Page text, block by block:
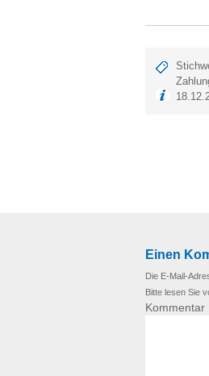
Einen
Die E-Mail-
Bitte lesen Sie
Kommentar